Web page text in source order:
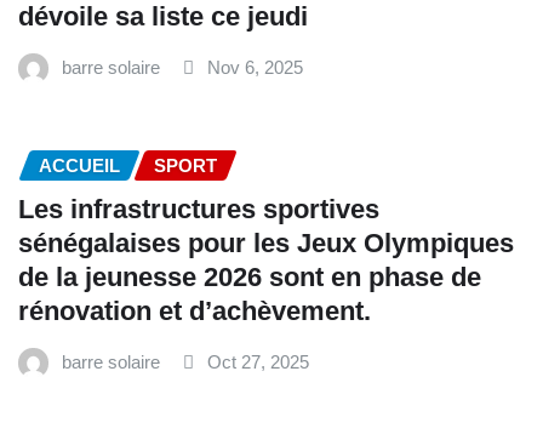
dévoile sa liste ce jeudi
barre solaire Nov 6, 2025
ACCUEIL SPORT
Les infrastructures sportives
sénégalaises pour les Jeux Olympiques
de la jeunesse 2026 sont en phase de
rénovation et d’achèvement.
barre solaire Oct 27, 2025